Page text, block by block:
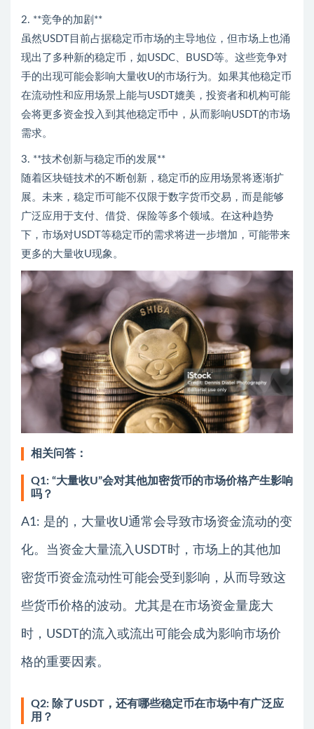
2. **竞争的加剧**
虽然USDT目前占据稳定币市场的主导地位，但市场上也涌
现出了多种新的稳定币，如USDC、BUSD等。这些竞争对
手的出现可能会影响大量收U的市场行为。如果其他稳定币
在流动性和应用场景上能与USDT媲美，投资者和机构可能
会将更多资金投入到其他稳定币中，从而影响USDT的市场
需求。
3. **技术创新与稳定币的发展**
随着区块链技术的不断创新，稳定币的应用场景将逐渐扩
展。未来，稳定币可能不仅限于数字货币交易，而是能够
广泛应用于支付、借贷、保险等多个领域。在这种趋势
下，市场对USDT等稳定币的需求将进一步增加，可能带来
更多的大量收U现象。
相关问答：
Q1: “大量收U”会对其他加密货币的市场价格产生影响
吗？
A1: 是的，大量收U通常会导致市场资金流动的变
化。当资金大量流入USDT时，市场上的其他加
密货币资金流动性可能会受到影响，从而导致这
些货币价格的波动。尤其是在市场资金量庞大
时，USDT的流入或流出可能会成为影响市场价
格的重要因素。
Q2: 除了USDT，还有哪些稳定币在市场中有广泛应
用？